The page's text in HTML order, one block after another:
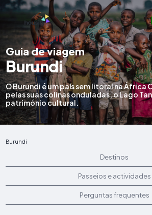
Guia de viagem
Burundi
O Burundi é um país sem litoral na
pelas suas colinas onduladas, o Lago
património cultural.
Burundi
Destinos
Passeios e actividades
Perguntas frequentes